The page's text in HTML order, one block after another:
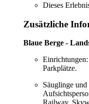
Dieses
Zusätzliche
Blaue Berge -
Parkplätze.
Säuglinge